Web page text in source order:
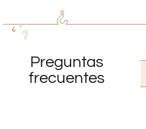
Preguntas
frecuentes